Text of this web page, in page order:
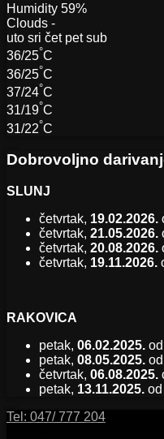
Humidity 59%
Clouds -
uto sri čet pet sub
36/25°C
36/25°C
37/24°C
31/19°C
31/22°C
Dobrovoljno
SLUNJ
četvrtak, 19.02.2026.
četvrtak, 21.05.2026.
četvrtak, 20.08.2026.
četvrtak, 19.11.2026.
RAKOVICA
petak, 06.02.2025.
petak, 08.05.2025.
četvrtak, 06.08.2025.
petak, 13.11.2025.
Tel: 047/ 777 204